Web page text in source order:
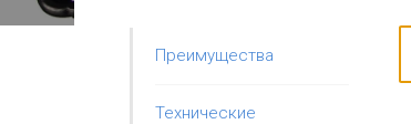
Преимущества
Технические